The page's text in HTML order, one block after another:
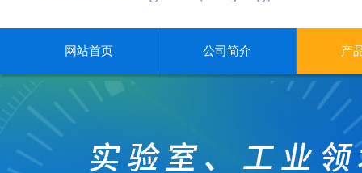
网站首页 公司简介 产